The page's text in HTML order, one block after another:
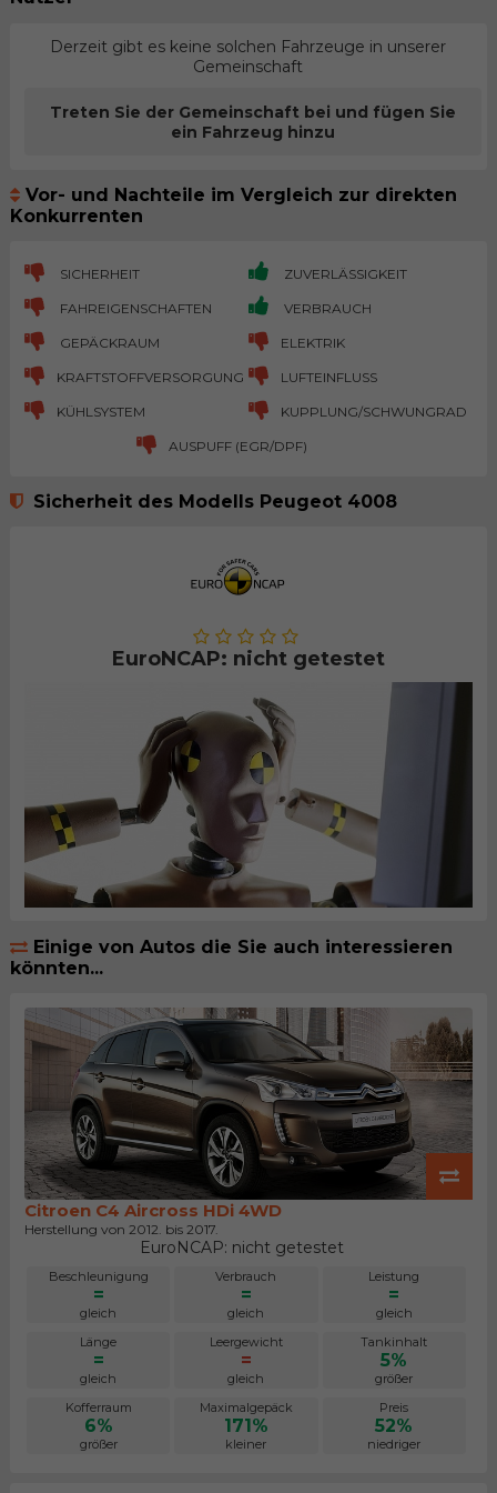
Derzeit gibt es keine solchen Fahrzeuge in unserer
Gemeinschaft
Treten Sie der Gemeinschaft bei und fügen Sie
ein Fahrzeug hinzu
Vor- und Nachteile im Vergleich zur direkten
Konkurrenten
SICHERHEIT ZUVERLÄSSIGKEIT
FAHREIGENSCHAFTEN VERBRAUCH
GEPÄCKRAUM ELEKTRIK
KRAFTSTOFFVERSORGUNG LUFTEINFLUSS
KÜHLSYSTEM KUPPLUNG/SCHWUNGRAD
AUSPUFF (EGR/DPF)
Sicherheit des Modells Peugeot 4008
EuroNCAP: nicht getestet
Einige von Autos die Sie auch interessieren
könnten...
Citroen C4 Aircross HDi 4WD
Herstellung von 2012. bis 2017.
EuroNCAP: nicht getestet
Beschleunigung
=
gleich
Verbrauch
=
gleich
Leistung
=
gleich
Länge
=
gleich
Leergewicht
=
gleich
Tankinhalt
5%
größer
Kofferraum
6%
größer
Maximalgepäck
171%
kleiner
Preis
52%
niedriger